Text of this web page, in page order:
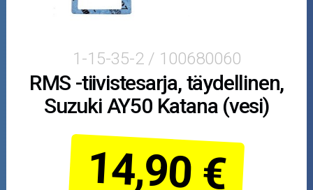
Nastarenkaat
Öljyt ja kemikaalit
Työkalut
Outlet-tuotteet
1-15-35-2 / 100680060
RMS -tiivistesarja, täydellinen,
Suzuki AY50 Katana (vesi)
14,90 €